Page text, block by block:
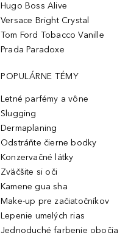
Hugo Boss Alive
Versace Bright Crystal
Tom Ford Tobacco Vanille
Prada Paradoxe
POPULÁRNE TÉMY
Letné parfémy a vône
Slugging
Dermaplaning
Odstráňte čierne bodky
Konzervačné látky
Zväčšite si oči
Kamene gua sha
Make-up pre začiatočníkov
Lepenie umelých rias
Jednoduché farbenie obočia